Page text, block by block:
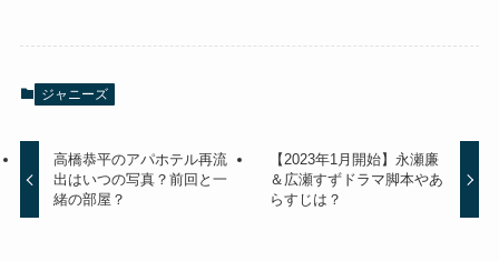
ジャニーズ
高橋恭平のアパホテル再流
出はいつの写真？前回と一
緒の部屋？
【2023年1月開始】永瀬廉
＆広瀬すずドラマ脚本やあ
らすじは？